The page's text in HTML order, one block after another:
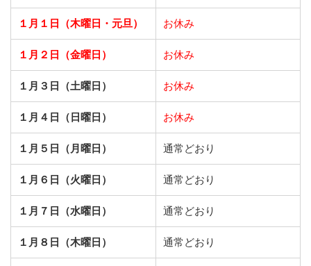
１月１日（木曜日・元旦） お休み
１月２日（金曜日） お休み
１月３日（土曜日） お休み
１月４日（日曜日） お休み
１月５日（月曜日） 通常どおり
１月６日（火曜日） 通常どおり
１月７日（水曜日） 通常どおり
１月８日（木曜日） 通常どおり